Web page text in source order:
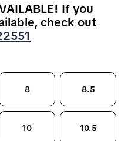
If you
check out
8 8.5
10 10.5